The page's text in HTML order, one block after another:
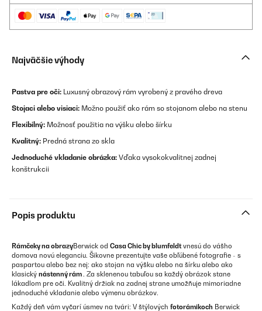
Najväčšie výhody
Pastva pre oči: Luxusný obrazový rám vyrobený z pravého dreva
Stojaci alebo visiaci: Možno použiť ako rám so stojanom alebo na stenu
Flexibilný: Možnosť použitia na výšku alebo šírku
Kvalitný: Predná strana zo skla
Jednoduché vkladanie obrázka: Vďaka vysokokvalitnej zadnej
konštrukcii
Popis produktu
Rámčeky na obrazyBerwick od Casa Chic by blumfeldtvnesú do vášho
domova novú eleganciu. Šikovne prezentujte vaše obľúbené fotografie - s
paspartou alebo bez nej: ako stojan na výšku alebo na šírku alebo ako
klasický nástenný rám. Za sklenenou tabuľou sa každý obrázok stane
lákadlom pre oči. Kvalitný držiak na zadnej strane umožňuje mimoriadne
jednoduché vkladanie alebo výmenu obrázkov.
Každý deň vám vyčarí úsmev na tvári: V štýlových fotorámikoch Berwick